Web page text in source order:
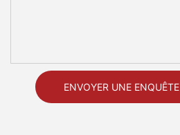
ENVOYER UNE